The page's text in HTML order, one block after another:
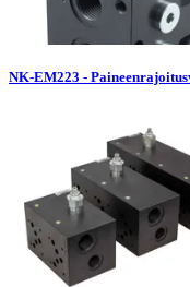
NK-EM223 -